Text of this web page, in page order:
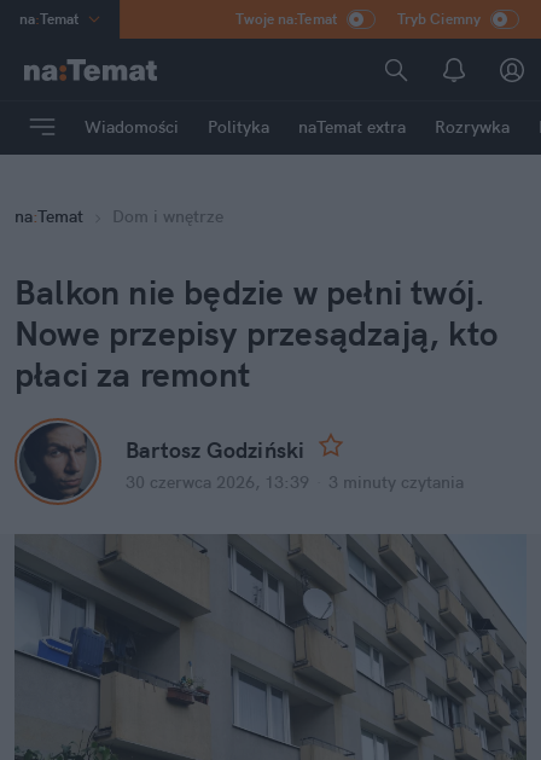
na:Temat
Poland
mama
Rozrywka
Twoje na:Temat Tryb Ciemny
Wiadomości Polityka naTemat extra Rozrywka
na:Temat Dom i wnętrze
Balkon nie będzie w pełni twój.
Nowe przepisy przesądzają, kto
płaci za remont
Bartosz Godziński
30 czerwca 2026, 13:39 3 minuty czytania